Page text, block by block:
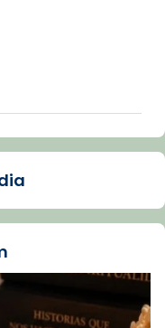
Fa gairebé
la
Vatican